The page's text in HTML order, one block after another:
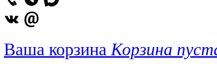
Ваша корзина Корзина